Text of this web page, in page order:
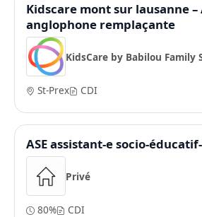
Kidscare mont sur lausanne –
anglophone remplaçante
KidsCare by Babilou Family
St-Prex CDI
ASE assistant-e socio-
Privé
80% CDI